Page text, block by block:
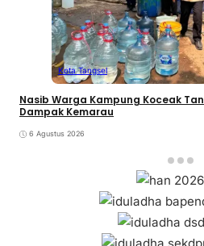
Kota Tangsel
Nasib Warga Kampung Koceak
Dampak Kemarau
6 Agustus 2026